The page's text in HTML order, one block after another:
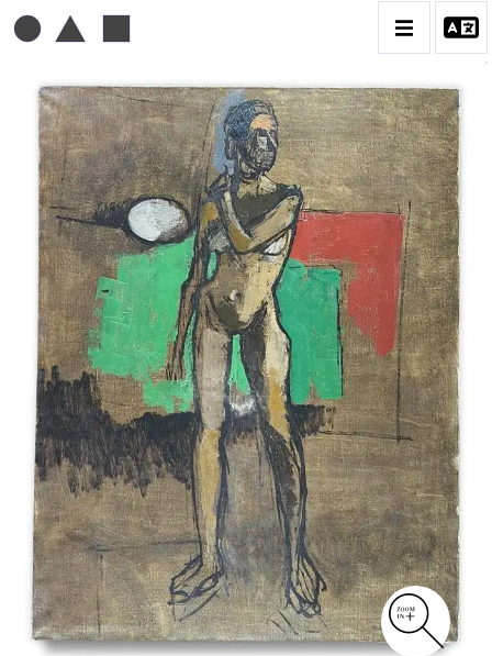
MICHEL MOUSSEAU
BIOGRAPHIE
CATALOGUE DES OEUVRES
DESSIN
PEINTURE
CONTACT